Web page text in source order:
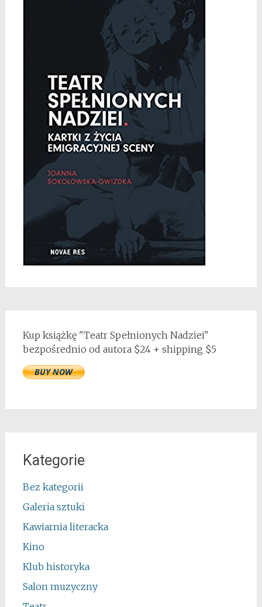
Kup książkę "Teatr Spełnionych Nadziei"
bezpośrednio od autora $24 + shipping $5
Kategorie
Bez kategorii
Galeria sztuki
Kawiarnia literacka
Kino
Klub historyka
Salon muzyczny